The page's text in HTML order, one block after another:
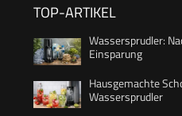
TOP-ARTIKEL
Wassersprudler:
Einsparung
Hausgemachte
Wassersprudler